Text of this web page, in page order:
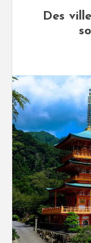
Des